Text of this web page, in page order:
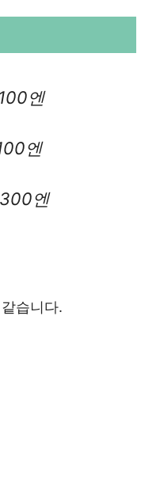
엔
엔
엔
습니다.